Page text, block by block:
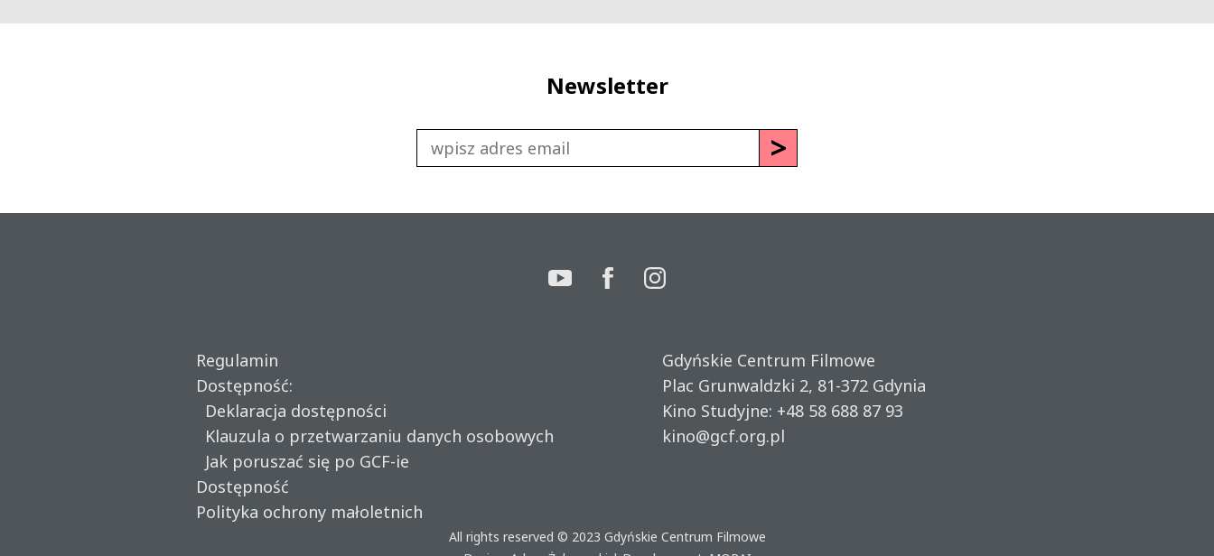
Newsletter
Regulamin
Dostępność:
Deklaracja dostępności
Klauzula o przetwarzaniu danych osobowych
Jak poruszać się po GCF-ie
Dostępność
Polityka ochrony małoletnich
Gdyńskie Centrum Filmowe
Plac Grunwaldzki 2, 81-372 Gdynia
Kino Studyjne: +48 58 688 87 93
kino@gcf.org.pl
All rights reserved © 2023 Gdyńskie Centrum Filmowe